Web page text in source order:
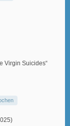
Virgin Suicides“